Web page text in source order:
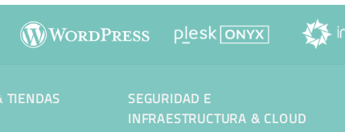
TIENDAS
SEGURIDAD E
INFRAESTRUCTURA & CLOUD